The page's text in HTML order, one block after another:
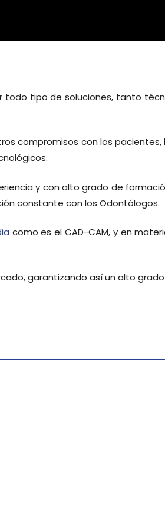
todo tipo de soluciones, tanto
compromisos con los pacientes,
y con alto grado de
constante con los Odontólogos.
como es el CAD-CAM, y en
garantizando así un alto